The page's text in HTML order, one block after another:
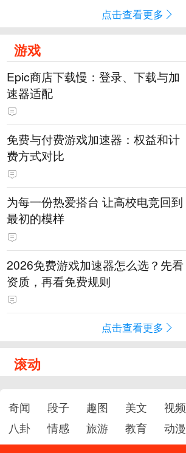
点击查看更多
游戏
Epic商店下载慢：登录、下载与加
速器适配
免费与付费游戏加速器：权益和计
费方式对比
为每一份热爱搭台 让高校电竞回到
最初的模样
2026免费游戏加速器怎么选？先看
资质，再看免费规则
点击查看更多
滚动
奇闻 段子 趣图 美文 视频
八卦
情感 旅游 教育 动漫